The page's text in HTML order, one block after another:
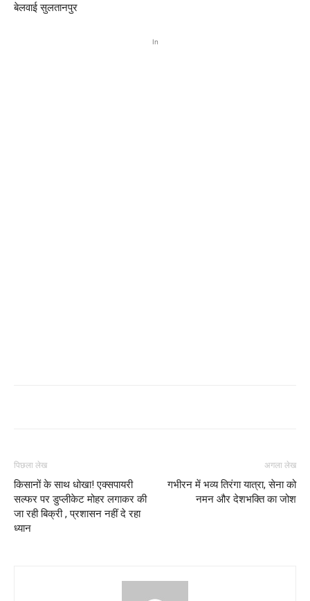
बेलवाई सुलतानपुर
In
पिछला लेख
किसानों के साथ धोखा! एक्सपायरी
सल्फर पर डुप्लीकेट मोहर लगाकर की
जा रही बिक्री , प्रशासन नहीं दे रहा
ध्यान
अगला लेख
गभीरन में भव्य तिरंगा यात्रा, सेना को
नमन और देशभक्ति का जोश